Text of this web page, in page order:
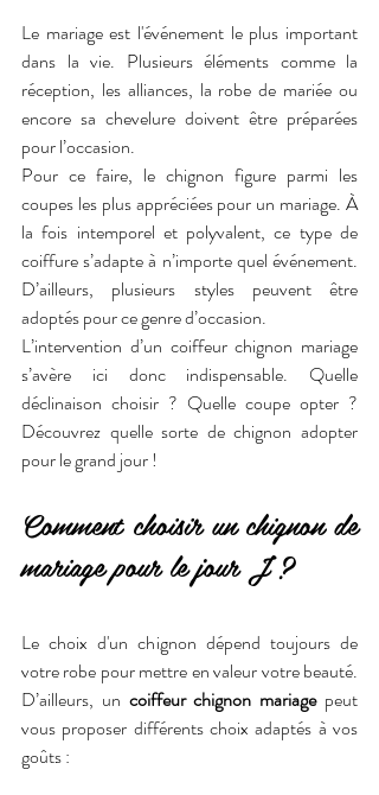
Le mariage est l'événement le plus important
dans la vie. Plusieurs éléments comme la
réception, les alliances, la robe de mariée ou
encore sa chevelure doivent être préparées
pour l’occasion.
Pour ce faire, le chignon figure parmi les
coupes les plus appréciées pour un mariage. À
la fois intemporel et polyvalent, ce type de
coiffure s’adapte à n’importe quel événement.
D’ailleurs, plusieurs styles peuvent être
adoptés pour ce genre d’occasion.
L’intervention d’un coiffeur chignon mariage
s’avère ici donc indispensable. Quelle
déclinaison choisir ? Quelle coupe opter ?
Découvrez quelle sorte de chignon adopter
pour le grand jour !
Comment choisir un chignon de
mariage pour le jour J ?
Le choix d'un chignon dépend toujours de
votre robe pour mettre en valeur votre beauté.
D’ailleurs, un coiffeur chignon mariage peut
vous proposer différents choix adaptés à vos
goûts :